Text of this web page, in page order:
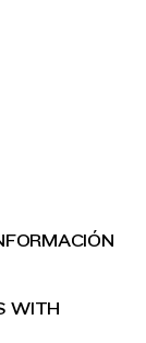
WITH